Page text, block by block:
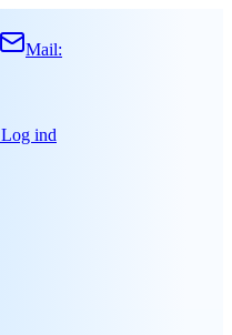
Mail:
Log ind